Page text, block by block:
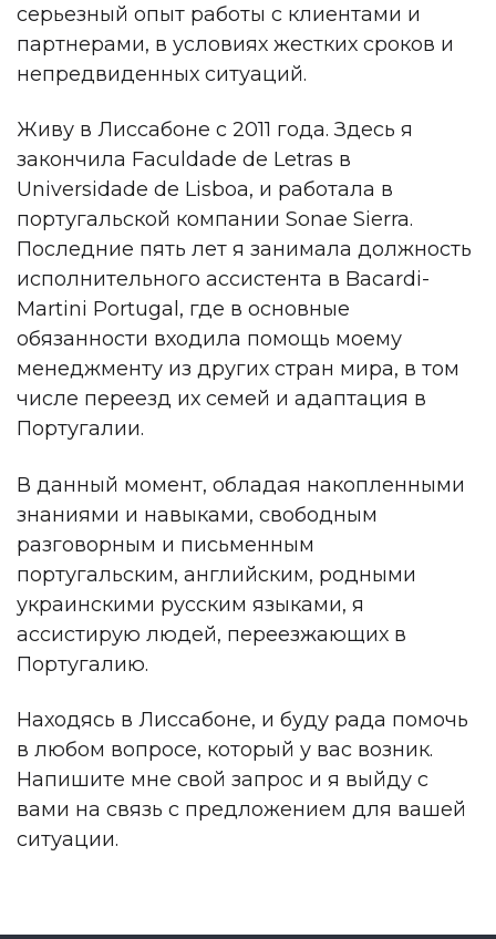
серьезный опыт работы с клиентами и
партнерами, в условиях жестких сроков и
непредвиденных ситуаций.
Живу в Лиссабоне с 2011 года. Здесь я
закончила Faculdade de Letras в
Universidade de Lisboa, и работала в
португальской компании Sonae Sierra.
Последние пять лет я занимала должность
исполнительного ассистента в Bacardi-
Martini Portugal, где в основные
обязанности входила помощь моему
менеджменту из других стран мира, в том
числе переезд их семей и адаптация в
Португалии.
В данный момент, обладая накопленными
знаниями и навыками, свободным
разговорным и письменным
португальским, английским, родными
украинскими русским языками, я
ассистирую людей, переезжающих в
Португалию.
Находясь в Лиссабоне, и буду рада помочь
в любом вопросе, который у вас возник.
Напишите мне свой запрос и я выйду с
вами на связь с предложением для вашей
ситуации.